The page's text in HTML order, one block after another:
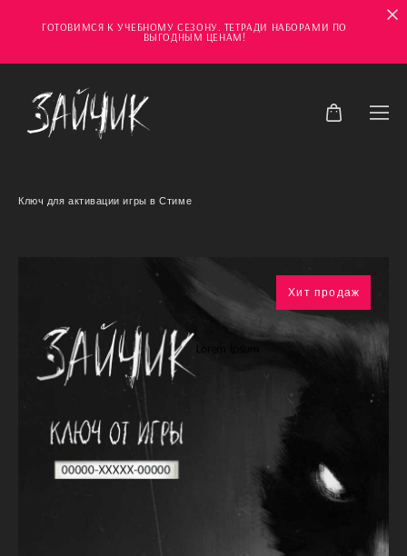
ГОТОВИМСЯ К УЧЕБНОМУ СЕЗОНУ. ТЕТРАДИ НАБОРАМИ ПО
ВЫГОДНЫМ ЦЕНАМ!
Ключ для активации игры в Стиме
Хит продаж